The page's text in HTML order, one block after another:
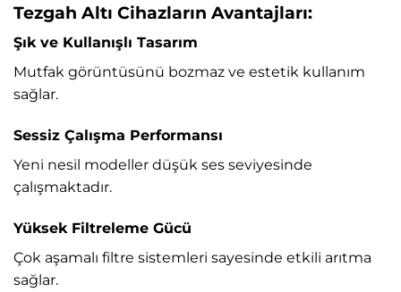
Tezgah Altı Cihazların Avantajları:
Şık ve Kullanışlı Tasarım
Mutfak görüntüsünü bozmaz ve estetik kullanım
sağlar.
Sessiz Çalışma Performansı
Yeni nesil modeller düşük ses seviyesinde
çalışmaktadır.
Yüksek Filtreleme Gücü
Çok aşamalı filtre sistemleri sayesinde etkili arıtma
sağlar.